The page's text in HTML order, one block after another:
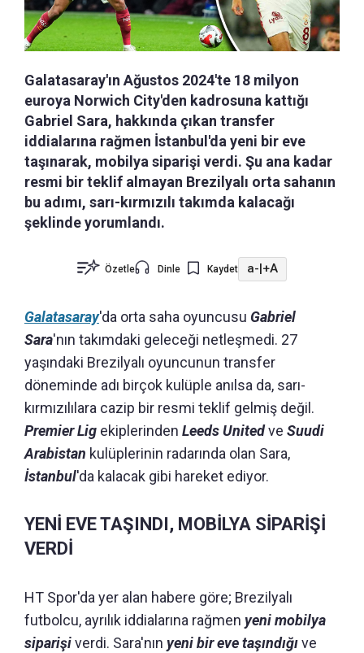
Galatasaray'ın Ağustos 2024'te 18 milyon
euroya Norwich City'den kadrosuna kattığı
Gabriel Sara, hakkında çıkan transfer
iddialarına rağmen İstanbul'da yeni bir eve
taşınarak, mobilya siparişi verdi. Şu ana kadar
resmi bir teklif almayan Brezilyalı orta sahanın
bu adımı, sarı-kırmızılı takımda kalacağı
şeklinde yorumlandı.
Özetle Dinle Kaydet a-|+A
Galatasaray'da orta saha oyuncusu Gabriel
Sara'nın takımdaki geleceği netleşmedi. 27
yaşındaki Brezilyalı oyuncunun transfer
döneminde adı birçok kulüple anılsa da, sarı-
kırmızılılara cazip bir resmi teklif gelmiş değil.
Premier Lig ekiplerinden Leeds Unitedve Suudi
Arabistan kulüplerinin radarında olan Sara,
İstanbul'da kalacak gibi hareket ediyor.
YENİ EVE TAŞINDI, MOBİLYA SİPARİŞİ
VERDİ
HT Spor'da yer alan habere göre; Brezilyalı
futbolcu, ayrılık iddialarına rağmen yeni mobilya
siparişiverdi. Sara'nın yeni bir eve taşındığıve